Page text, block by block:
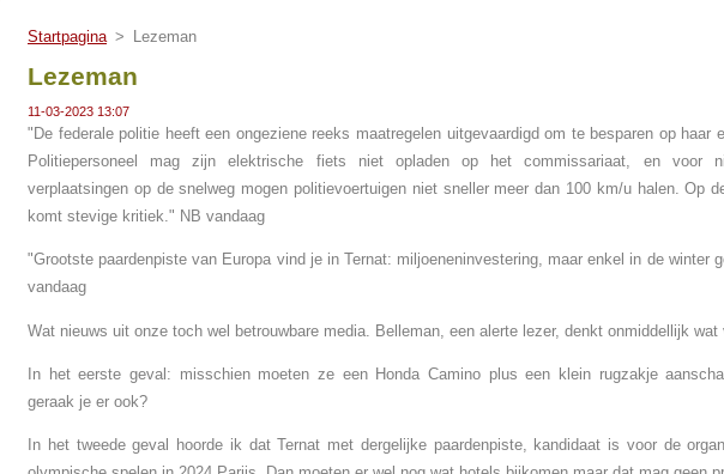
Startpagina > Lezeman
Lezeman
11-03-2023 13:07
"De federale politie heeft een ongeziene reeks maatregelen uitgevaardigd om te besparen op haar
Politiepersoneel mag zijn elektrische fiets niet opladen op het commissariaat, en voor
verplaatsingen op de snelweg mogen politievoertuigen niet sneller meer dan 100 km/u halen. Op
komt stevige kritiek." NB vandaag
"Grootste paardenpiste van Europa vind je in Ternat: miljoeneninvestering, maar enkel in de winter
vandaag
Wat nieuws uit onze toch wel betrouwbare media. Belleman, een alerte lezer, denkt onmiddellijk wat
In het eerste geval: misschien moeten ze een Honda Camino plus een klein rugzakje
geraak je er ook?
In het tweede geval hoorde ik dat Ternat met dergelijke paardenpiste, kandidaat is voor de